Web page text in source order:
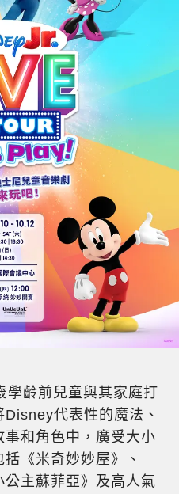
齡前兒童與其家庭打
代表性的魔法、
和角色中，廣受大小
《米奇妙妙屋》、
公主蘇菲亞》及高人氣